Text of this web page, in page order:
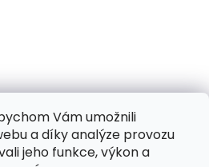
Vám umožnili
a díky analýze provozu
jeho funkce, výkon a